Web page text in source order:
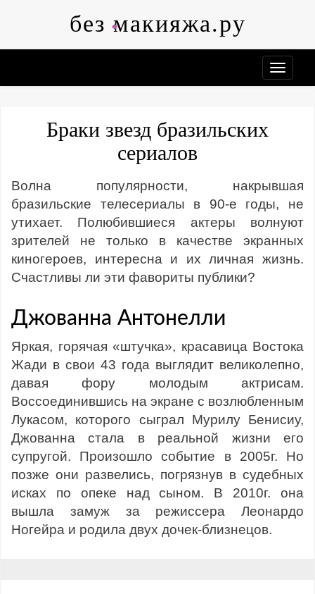
без макияжа.ру
Браки звезд бразильских
сериалов
Волна популярности, накрывшая
бразильские телесериалы в 90-е годы, не
утихает. Полюбившиеся актеры волнуют
зрителей не только в качестве экранных
киногероев, интересна и их личная жизнь.
Счастливы ли эти фавориты публики?
Джованна Антонелли
Яркая, горячая «штучка», красавица Востока
Жади в свои 43 года выглядит великолепно,
давая фору молодым актрисам.
Воссоединившись на экране с возлюбленным
Лукасом, которого сыграл Мурилу Бенисиу,
Джованна стала в реальной жизни его
супругой. Произошло событие в 2005г. Но
позже они развелись, погрязнув в судебных
исках по опеке над сыном. В 2010г. она
вышла замуж за режиссера Леонардо
Ногейра и родила двух дочек-близнецов.